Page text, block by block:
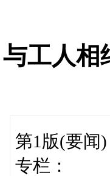
与工人
第1版(要闻)
专栏：